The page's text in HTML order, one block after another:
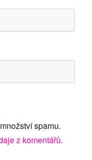
spamu.
z komentářů.